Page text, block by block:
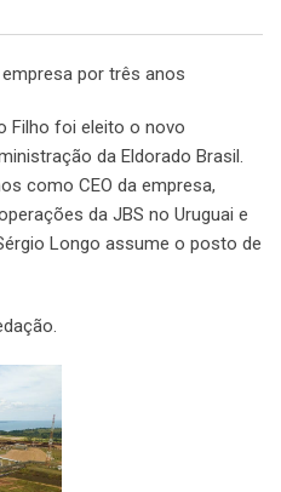
por três anos
Filho foi eleito o novo
da Eldorado Brasil.
como CEO da empresa,
da JBS no Uruguai e
Longo assume o posto de